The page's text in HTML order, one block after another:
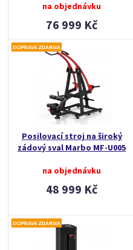
na objednávku
76 999 Kč
Posilovací stroj na široký
zádový sval Marbo MF-U005
na objednávku
48 999 Kč